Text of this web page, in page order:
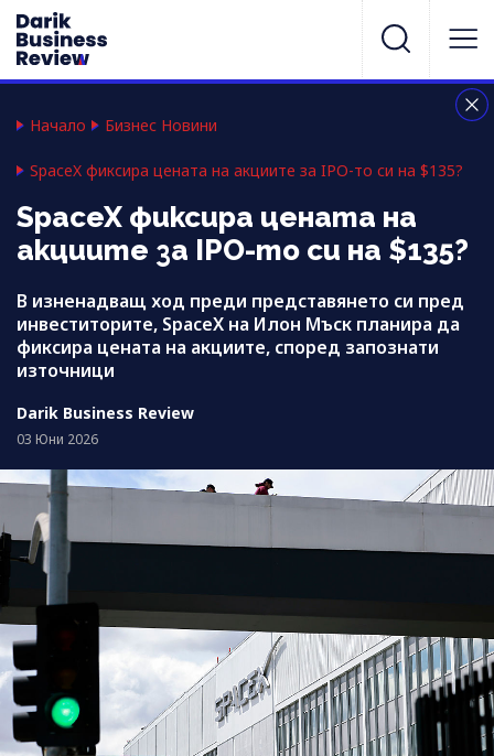
Начало Бизнес Новини
SpaceX фиксира цената на акциите за IPO-то си на $135?
SpaceX фиксира цената на
акциите за IPO-то си на $135?
В изненадващ ход преди представянето си пред
инвеститорите, SpaceX на Илон Мъск планира да
фиксира цената на акциите, според запознати
източници
Darik Business Review
03 Юни 2026